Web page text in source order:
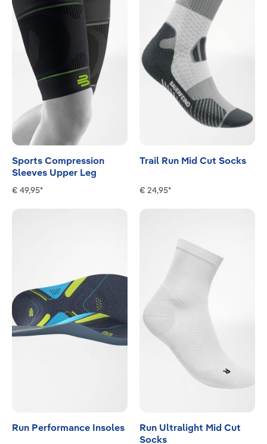
Sports Compression
Sleeves Upper Leg
€ 49,95*
Trail Run Mid Cut Socks
€ 24,95*
Run Performance Insoles
Run Ultralight Mid Cut
Socks